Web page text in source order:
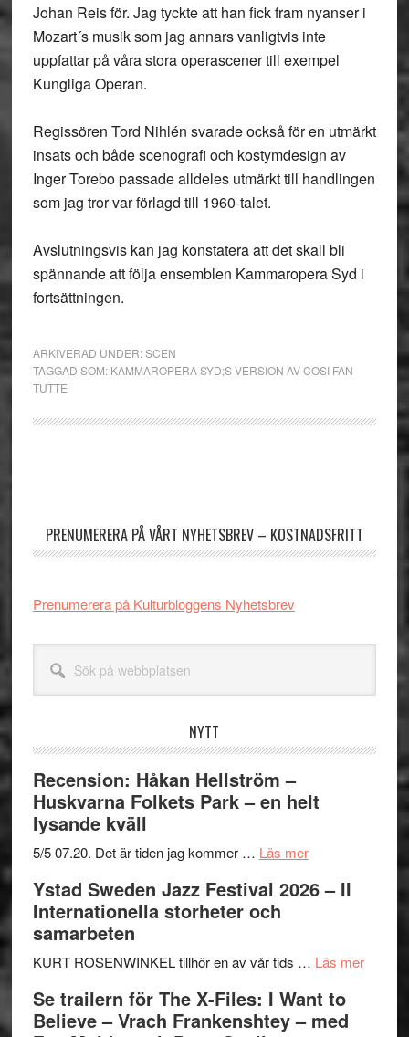
Johan Reis för. Jag tyckte att han fick fram nyanser i
Mozart´s musik som jag annars vanligtvis inte
uppfattar på våra stora operascener till exempel
Kungliga Operan.
Regissören Tord Nihlén svarade också för en utmärkt
insats och både scenografi och kostymdesign av
Inger Torebo passade alldeles utmärkt till handlingen
som jag tror var förlagd till 1960-talet.
Avslutningsvis kan jag konstatera att det skall bli
spännande att följa ensemblen Kammaropera Syd i
fortsättningen.
ARKIVERAD UNDER:SCEN
TAGGAD SOM: KAMMAROPERA SYD;S VERSION AV COSI FAN
TUTTE
PRENUMERERA PÅ VÅRT NYHETSBREV – KOSTNADSFRITT
Prenumerera på Kulturbloggens Nyhetsbrev
webbplatsen
NYTT
Recension: Håkan Hellström –
Huskvarna Folkets Park – en helt
lysande kväll
5/5 07.20. Det är tiden jag kommer … Läs merom
Håkan
Huskvarna
Park
–
Ystad Sweden Jazz Festival 2026 – II
Internationella storheter och
samarbeten
KURT ROSENWINKEL tillhör en av vår tids … Läs merom
Se trailern för The X-Files: I Want to
Believe – Vrach Frankenshtey – med